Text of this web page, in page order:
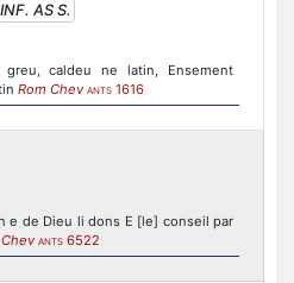
INF. AS S.
caldeu ne latin, Ensement
Rom Chev ANTS 1616
e de Dieu li dons E [le] conseil par
ANTS 6522